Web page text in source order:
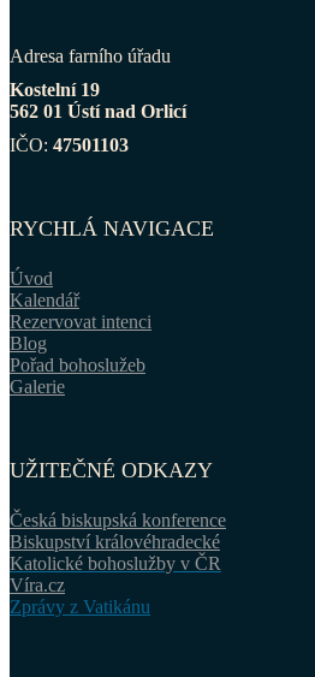
Adresa farního úřadu
Kostelní 19
562 01 Ústí nad Orlicí
IČO: 47501103
RYCHLÁ NAVIGACE
Úvod
Kalendář
Rezervovat intenci
Blog
Pořad bohoslužeb
Galerie
UŽITEČNÉ ODKAZY
Česká biskupská konference
Biskupství královéhradecké
Katolické bohoslužby v ČR
Víra.cz
Zprávy z Vatikánu